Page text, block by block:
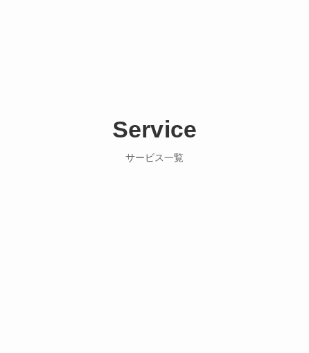
Service
サービス一覧